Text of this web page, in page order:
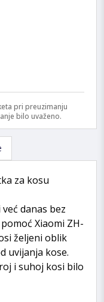
pri preuzimanju
bilo uvaženo.
za kosu
danas bez
Xiaomi ZH-
željeni oblik
uvijanja kose.
i suhoj kosi bilo